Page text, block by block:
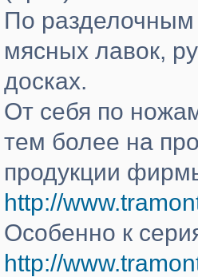
По разделочным
мясных лавок,
досках.
От себя по
тем более на
продукции
http://
Особенно к
http://